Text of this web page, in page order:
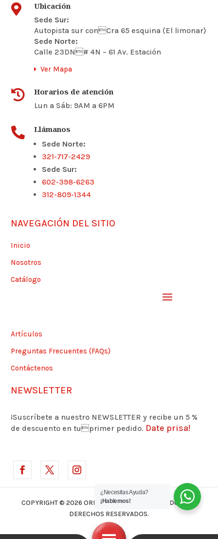
 Ubicación
Sede Sur:
Autopista sur conCra 65 esquina (El limonar)
Sede Norte:
Calle 23DN# 4N – 61 Av. Estación
Ver Mapa
 Horarios de atención
Lun a Sáb: 9AM a 6PM
 Llámanos
Sede Norte:
321-717-2429
Sede Sur:
602-398-6263
312-809-1344
NAVEGACIÓN DEL SITIO
Inicio
Nosotros
Catálogo
Artículos
Preguntas Frecuentes (FAQs)
Contáctenos
NEWSLETTER
¡Suscríbete a nuestro NEWSLETTER y recibe un 5 %
de descuento en tuprimer pedido. Date prisa!
COPYRIGHT © 2026 ORLANDO MARMOLEJO | TODOS LOS
DERECHOS RESERVADOS.
¿Necesitas Ayuda?
¡Hablemos!